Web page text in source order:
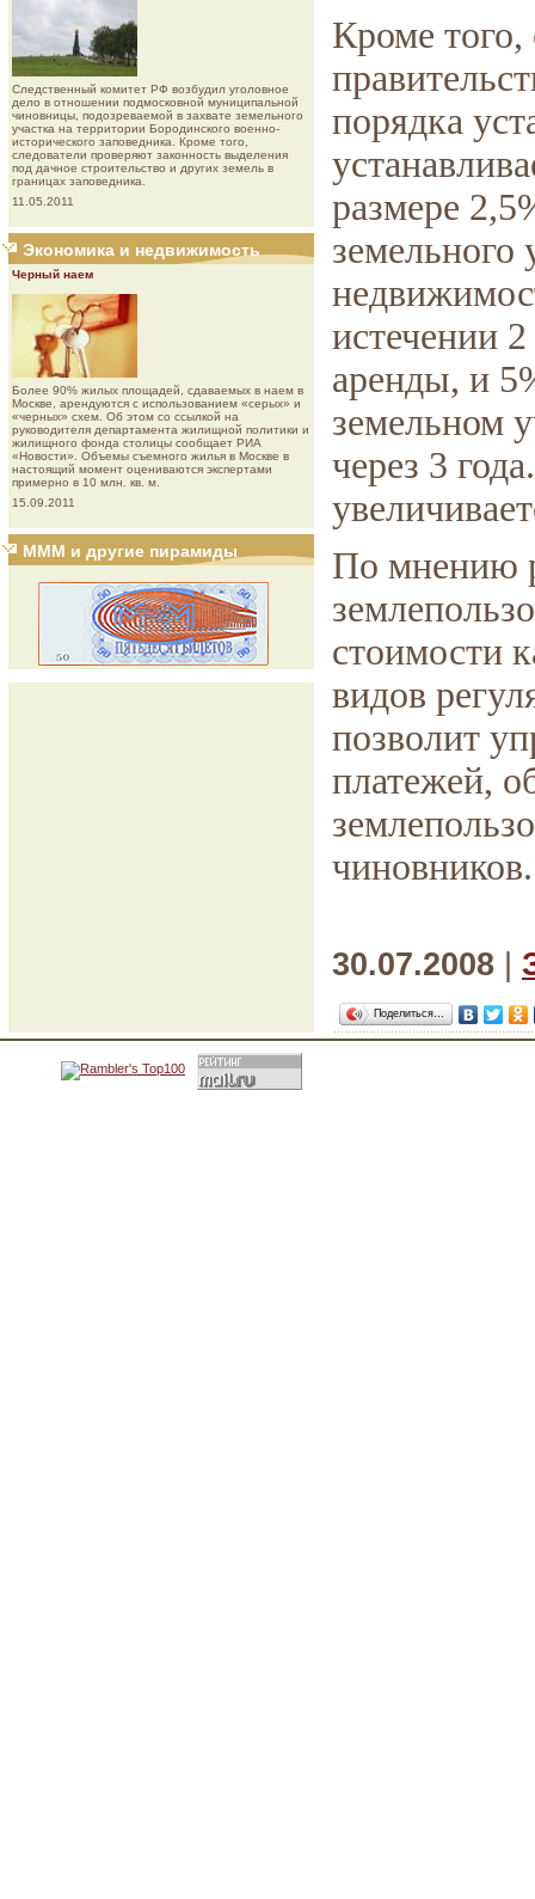
Следственный комитет РФ возбудил уголовное
дело в отношении подмосковной муниципальной
чиновницы, подозреваемой в захвате земельного
участка на территории Бородинского военно-
исторического заповедника. Кроме того,
следователи проверяют законность выделения
под дачное строительство и других земель в
границах заповедника.
11.05.2011
Экономика и недвижимость
Черный наем
Более 90% жилых площадей, сдаваемых в наем в
Москве, арендуются с использованием «серых» и
«черных» схем. Об этом со ссылкой на
руководителя департамента жилищной политики и
жилищного фонда столицы сообщает РИА
«Новости». Объемы съемного жилья в Москве в
настоящий момент оцениваются экспертами
примерно в 10 млн. кв. м.
15.09.2011
МММ и другие пирамиды
Кроме того,
порядка
размере
земельного
истечении
аренды, и
земельном
через 3
По мнению
стоимости
видов
позволит
платежей,
чиновников.
30.07.2008
Поделиться…